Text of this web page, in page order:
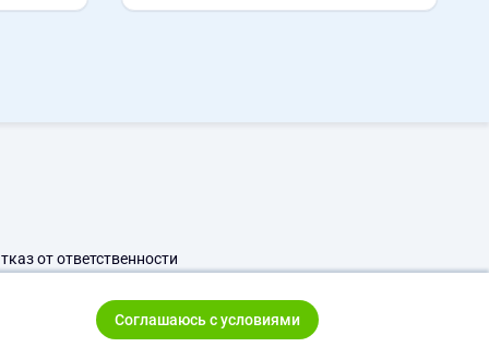
от ответственности
Соглашаюсь с условиями